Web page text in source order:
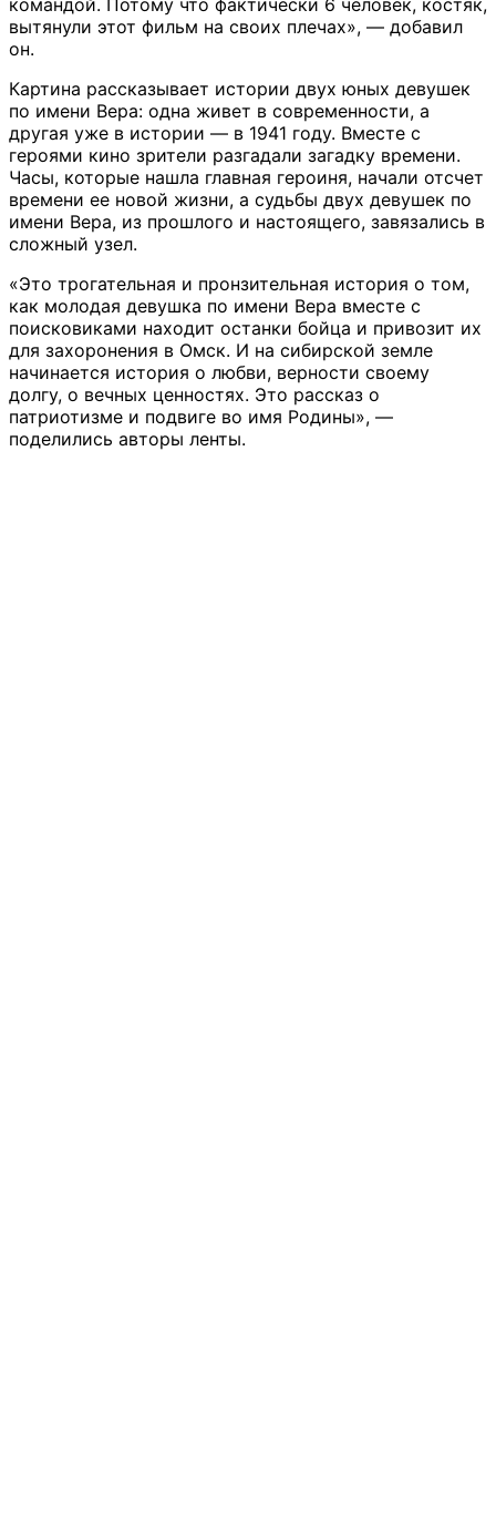
командой. Потому что фактически 6 человек, костяк,
вытянули этот фильм на своих плечах», — добавил
он.
Картина рассказывает истории двух юных девушек
по имени Вера: одна живет в современности, а
другая уже в истории — в 1941 году. Вместе с
героями кино зрители разгадали загадку времени.
Часы, которые нашла главная героиня, начали отсчет
времени ее новой жизни, а судьбы двух девушек по
имени Вера, из прошлого и настоящего, завязались в
сложный узел.
«Это трогательная и пронзительная история о том,
как молодая девушка по имени Вера вместе с
поисковиками находит останки бойца и привозит их
для захоронения в Омск. И на сибирской земле
начинается история о любви, верности своему
долгу, о вечных ценностях. Это рассказ о
патриотизме и подвиге во имя Родины», —
поделились авторы ленты.